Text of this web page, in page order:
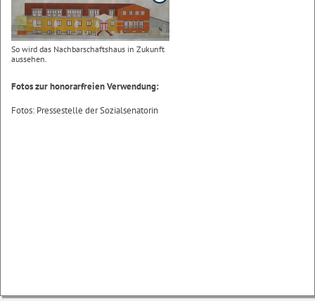
So wird das Nachbarschaftshaus in Zukunft
aussehen.
Fotos zur honorarfreien Verwendung:
Fotos: Pressestelle der Sozialsenatorin